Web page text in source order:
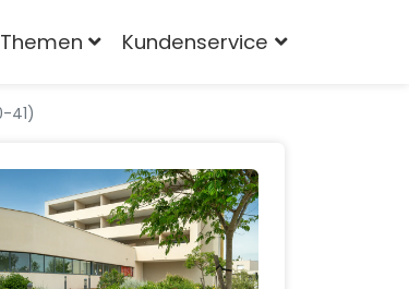
Themen Kundenservice
41)